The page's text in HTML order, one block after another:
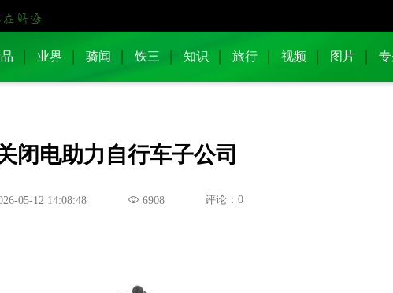
业界 骑闻 铁三 知识 旅行 视频 图片
闭电助力自行车子公司
05-12 14:08:48 6908 评论：0